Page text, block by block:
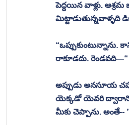
పెద్దయిన వాళ్లు. ఆశ్రమ
మిట్టాడుతున్నవాళ్ళది
“ఒప్పుకుంటున్నాను.
రాకూడదు. రెండవది—“
అప్పుడు అనసూయ
యెక్కడో యెవరి ద్వారానో
మీకు చెప్పాను. అంతే--